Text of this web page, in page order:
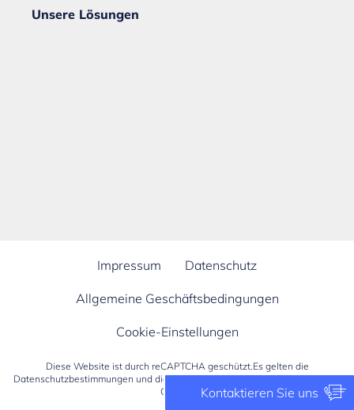
Unsere Lösungen
Impressum Datenschutz
Allgemeine Geschäftsbedingungen
Cookie-Einstellungen
Diese Website ist durch reCAPTCHA geschützt.Es gelten die
Datenschutzbestimmungen und dieAllgemeine Nutzungsbedingungenvon
Google.
Kontaktieren Sie uns